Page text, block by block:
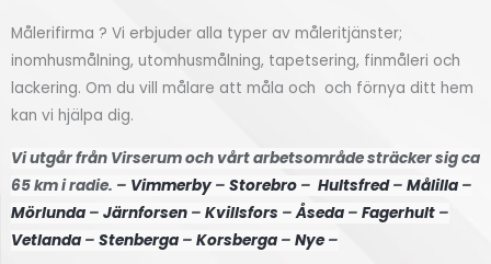
lning
Högsby
här
Målerifirma ? Vi erbjuder alla typer av måleritjänster;
inomhusmålning, utomhusmålning, tapetsering, finmåleri och
lackering. Om du vill målare att måla och och förnya ditt hem
kan vi hjälpa dig.
Vi utgår från Virserum och vårt arbetsområde sträcker sig ca
65 km i radie. – Vimmerby – Storebro – Hultsfred– Målilla –
Mörlunda – Järnforsen – Kvillsfors –Åseda – Fagerhult –
Vetlanda – Stenberga – Korsberga – Nye –